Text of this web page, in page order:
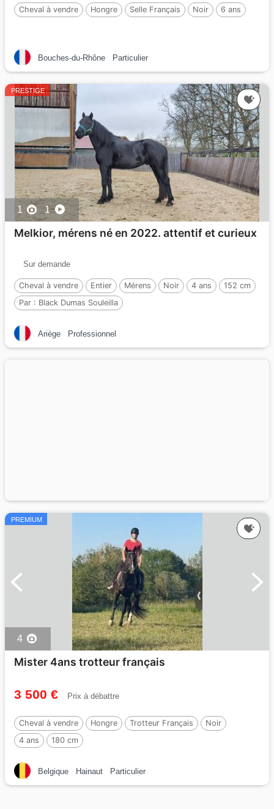
Cheval à vendre Hongre Selle Français Noir 6 ans
Bouches-du-Rhône Particulier
PRESTIGE
1 1
Melkior, mérens né en 2022. attentif et curieux
Sur demande
Cheval à vendre Entier Mérens Noir 4 ans
152 cm
Par : Black Dumas Souleilla
Ariège Professionnel
PREMIUM
4
Mister 4ans trotteur français
3 500 € Prix à débattre
Cheval à vendre Hongre Trotteur Français
Noir
4 ans
180 cm
Belgique Hainaut Particulier